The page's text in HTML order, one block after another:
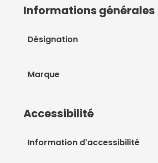
Informations générales
Désignation
Marque
Accessibilité
Information d'accessibilité